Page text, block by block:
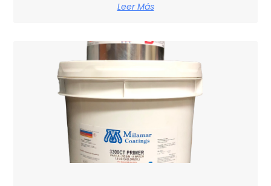
Leer Más